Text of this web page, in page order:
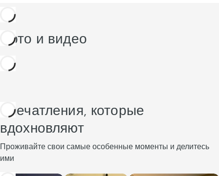
Фото и видео
Впечатления, которые
вдохновляют
Проживайте свои самые особенные моменты и делитесь
ими